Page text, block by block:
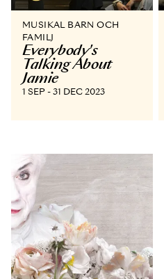
MUSIKAL BARN OCH
FAMILJ
Everybody's
Talking About
Jamie
1 SEP - 31 DEC 2023